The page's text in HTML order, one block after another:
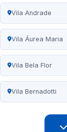
Vila Andrade
Vila Áurea Maria
Vila Bela Flor
Vila Bernadotti